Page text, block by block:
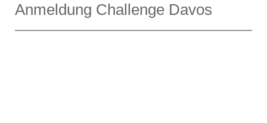
Anmeldung Challenge Davos